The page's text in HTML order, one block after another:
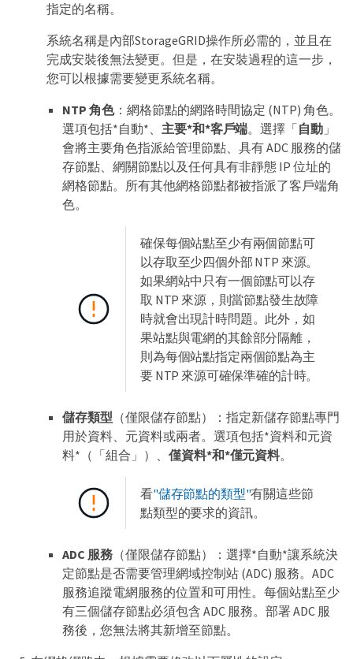
指定的名稱。
系統名稱是內部StorageGRID操作所必需的，並且在
完成安裝後無法變更。但是，在安裝過程的這一步，
您可以根據需要變更系統名稱。
NTP 角色：網格節點的網路時間協定 (NTP) 角色。
選項包括*自動*、 主要*和*客戶端。選擇「自動 」
會將主要角色指派給管理節點、具有 ADC 服務的儲
存節點、網關節點以及任何具有非靜態 IP 位址的
網格節點。所有其他網格節點都被指派了客戶端角
色。
確保每個站點至少有兩個節點可
以存取至少四個外部 NTP 來源。
如果網站中只有一個節點可以存
取 NTP 來源，則當節點發生故障
時就會出現計時問題。此外，如
果站點與電網的其餘部分隔離，
則為每個站點指定兩個節點為主
要 NTP 來源可確保準確的計時。
儲存類型 （僅限儲存節點）：指定新儲存節點專門
用於資料、元資料或兩者。選項包括*資料和元資
料*（「組合」）、 僅資料*和*僅元資料。
看"儲存節點的類型"有關這些節
點類型的要求的資訊。
ADC 服務（僅限儲存節點）：選擇*自動*讓系統決
定節點是否需要管理網域控制站 (ADC) 服務。ADC
服務追蹤電網服務的位置和可用性。每個站點至少
有三個儲存節點必須包含 ADC 服務。部署 ADC 服
務後，您無法將其新增至節點。